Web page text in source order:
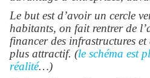
Le but est d’avoir un cercle
habitants, on fait rentrer de
financer des infrastructures et
plus attractif. (le schéma est
réalité…)